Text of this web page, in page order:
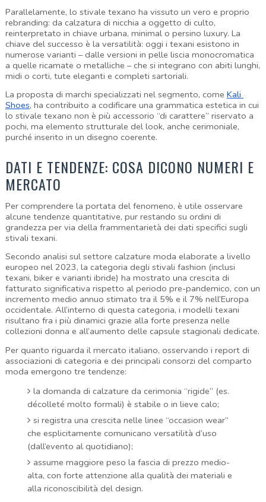
Parallelamente, lo stivale texano ha vissuto un vero e proprio
rebranding: da calzatura di nicchia a oggetto di culto,
reinterpretato in chiave urbana, minimal o persino luxury. La
chiave del successo è la versatilità: oggi i texani esistono in
numerose varianti – dalle versioni in pelle liscia monocromatica
a quelle ricamate o metalliche – che si integrano con abiti lunghi,
midi o corti, tute eleganti e completi sartoriali.
La proposta di marchi specializzati nel segmento, come Kali
Shoes, ha contribuito a codificare una grammatica estetica in cui
lo stivale texano non è più accessorio “di carattere” riservato a
pochi, ma elemento strutturale del look, anche cerimoniale,
purché inserito in un disegno coerente.
DATI E TENDENZE: COSA DICONO NUMERI E
MERCATO
Per comprendere la portata del fenomeno, è utile osservare
alcune tendenze quantitative, pur restando su ordini di
grandezza per via della frammentarietà dei dati specifici sugli
stivali texani.
Secondo analisi sul settore calzature moda elaborate a livello
europeo nel 2023, la categoria degli stivali fashion (inclusi
texani, biker e varianti ibride) ha mostrato una crescita di
fatturato significativa rispetto al periodo pre-pandemico, con un
incremento medio annuo stimato tra il 5% e il 7% nell’Europa
occidentale. All’interno di questa categoria, i modelli texani
risultano fra i più dinamici grazie alla forte presenza nelle
collezioni donna e all’aumento delle capsule stagionali dedicate.
Per quanto riguarda il mercato italiano, osservando i report di
associazioni di categoria e dei principali consorzi del comparto
moda emergono tre tendenze:
la domanda di calzature da cerimonia “rigide” (es.
décolleté molto formali) è stabile o in lieve calo;
si registra una crescita nelle linee “occasion wear”
che esplicitamente comunicano versatilità d’uso
(dall’evento al quotidiano);
assume maggiore peso la fascia di prezzo medio-
alta, con forte attenzione alla qualità dei materiali e
alla riconoscibilità del design.